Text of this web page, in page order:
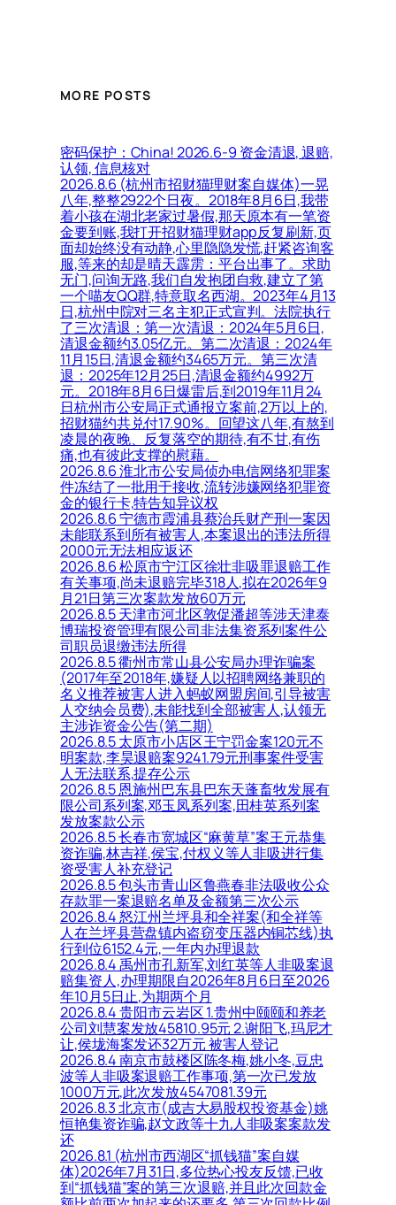
MORE POSTS
密码保护：China! 2026.6-9 资金清退, 退赔,
认领, 信息核对
2026.8.6 (杭州市招财猫理财案自媒体)一晃
八年,整整2922个日夜。2018年8月6日,我带
着小孩在湖北老家过暑假,那天原本有一笔资
金要到账,我打开招财猫理财app反复刷新,页
面却始终没有动静,心里隐隐发慌,赶紧咨询客
服,等来的却是晴天霹雳：平台出事了。求助
无门,问询无路,我们自发抱团自救,建立了第
一个喵友QQ群,特意取名西湖。2023年4月13
日,杭州中院对三名主犯正式宣判。法院执行
了三次清退：第一次清退：2024年5月6日,
清退金额约3.05亿元。第二次清退：2024年
11月15日,清退金额约3465万元。第三次清
退：2025年12月25日,清退金额约4992万
元。2018年8月6日爆雷后,到2019年11月24
日杭州市公安局正式通报立案前,2万以上的,
招财猫约共兑付17.90%。回望这八年,有熬到
凌晨的夜晚、反复落空的期待,有不甘,有伤
痛,也有彼此支撑的慰藉。
2026.8.6 淮北市公安局侦办电信网络犯罪案
件冻结了一批用于接收,流转涉嫌网络犯罪资
金的银行卡,特告知异议权
2026.8.6 宁德市霞浦县蔡治兵财产刑一案因
未能联系到所有被害人,本案退出的违法所得
2000元无法相应返还
2026.8.6 松原市宁江区徐壮非吸罪退赔工作
有关事项,尚未退赔完毕318人,拟在2026年9
月21日第三次案款发放60万元
2026.8.5 天津市河北区敦促潘超等涉天津泰
博瑞投资管理有限公司非法集资系列案件公
司职员退缴违法所得
2026.8.5 衢州市常山县公安局办理诈骗案
(2017年至2018年,嫌疑人以招聘网络兼职的
名义推荐被害人进入蚂蚁网盟房间,引导被害
人交纳会员费),未能找到全部被害人,认领无
主涉诈资金公告(第二期)
2026.8.5 太原市小店区王宁罚金案120元不
明案款,李昊退赔案9241.79元刑事案件受害
人无法联系,提存公示
2026.8.5 恩施州巴东县巴东天蓬畜牧发展有
限公司系列案,邓玉凤系列案,田桂英系列案
发放案款公示
2026.8.5 长春市宽城区“麻黄草”案王元恭集
资诈骗,林吉祥,侯宝,付权义等人非吸进行集
资受害人补充登记
2026.8.5 包头市青山区鲁燕春非法吸收公众
存款罪一案退赔名单及金额第三次公示
2026.8.4 怒江州兰坪县和全祥案(和全祥等
人在兰坪县营盘镇内盗窃变压器内铜芯线)执
行到位6152.4元,一年内办理退款
2026.8.4 禹州市孔新军,刘红英等人非吸案退
赔集资人,办理期限自2026年8月6日至2026
年10月5日止,为期两个月
2026.8.4 贵阳市云岩区 1.贵州中颐颐和养老
公司刘慧案发放45810.95元 2.谢阳飞,玛尼才
让,侯垅海案发还32万元 被害人登记
2026.8.4 南京市鼓楼区陈冬梅,姚小冬,豆忠
波等人非吸案退赔工作事项,第一次已发放
1000万元,此次发放4547081.39元
2026.8.3 北京市(成吉大易股权投资基金)姚
恒艳集资诈骗,赵文政等十九人非吸案案款发
还
2026.8.1 (杭州市西湖区“抓钱猫”案自媒
体)2026年7月31日,多位热心投友反馈,已收
到“抓钱猫”案的第三次退赔,并且此次回款金